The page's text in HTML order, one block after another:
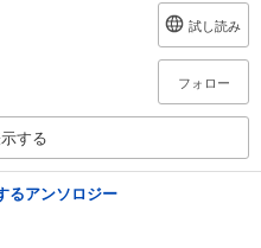
試し読み
フォロー
する
るアンソロジー